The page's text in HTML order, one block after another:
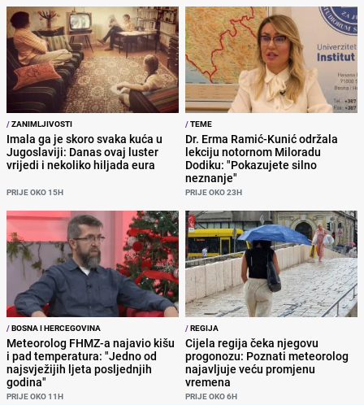
/ZANIMLJIVOSTI
Imala ga je skoro svaka kuća u
Jugoslaviji: Danas ovaj luster
vrijedi i nekoliko hiljada eura
PRIJE OKO 15H
/TEME
Dr. Erma Ramić-Kunić održala
lekciju notornom Miloradu
Dodiku: "Pokazujete silno
neznanje"
PRIJE OKO 23H
/BOSNA I HERCEGOVINA
Meteorolog FHMZ-a najavio kišu
i pad temperatura: "Jedno od
najsvježijih ljeta posljednjih
godina"
PRIJE OKO 11H
/REGIJA
Cijela regija čeka njegovu
progonozu: Poznati meteorolog
najavljuje veću promjenu
vremena
PRIJE OKO 6H